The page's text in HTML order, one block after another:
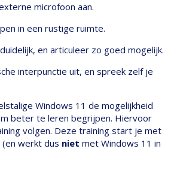
microfoon aan.
in een rustige ruimte.
en articuleer zo goed mogelijk.
interpunctie uit, en spreek zelf je
Windows 11 de mogelijkheid
beter te leren begrijpen. Hiervoor
volgen. Deze training start je met
(en werkt dus niet met Windows 11 in